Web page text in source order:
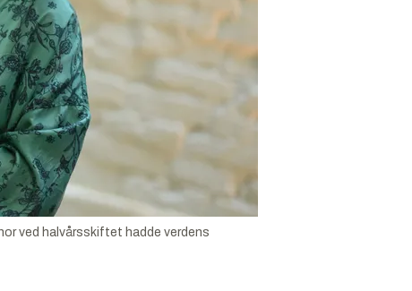
ved halvårsskiftet hadde verdens